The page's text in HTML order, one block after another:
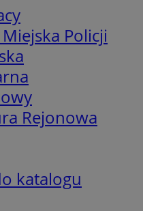
Policji
Rejonowa
katalogu